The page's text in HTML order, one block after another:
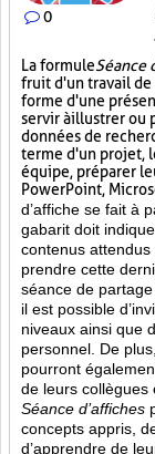
0
La formuleSéance
fruit d'un travail de
forme d'une
servir à illustrer ou
données de
terme d'un projet,
équipe, préparer
PowerPoint,
d’affiche se fait à
gabarit doit
contenus attendus
prendre cette
séance de
il est possible
niveaux ainsi que
personnel. De
pourront
de leurs collègues
Séance d’affiches
concepts appris,
d’apprendre de